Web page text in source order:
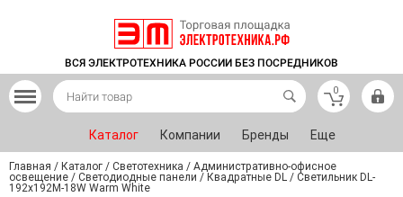
ВСЯ ЭЛЕКТРОТЕХНИКА РОССИИ БЕЗ ПОСРЕДНИКОВ
0
Каталог Компании Бренды Еще
Главная / Каталог / Светотехника / Административно-офисное
освещение / Светодиодные панели / Квадратные DL / Светильник DL-
192x192M-18W Warm White